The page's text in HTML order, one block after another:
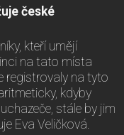
české
kteří umějí
na tato místa
registrovaly na tyto
kdyby
stále by jim
Eva Veličková.